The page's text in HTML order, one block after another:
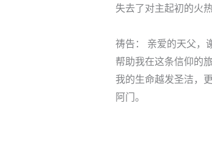
失去了对主起初的火
祷告： 亲爱的天父，
帮助我在这条信仰的
我的生命越发圣洁，
阿门。